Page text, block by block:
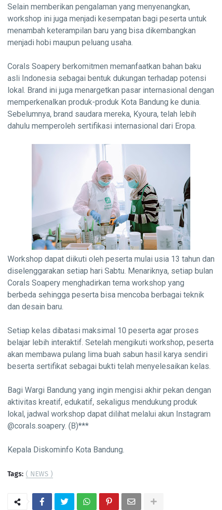
Selain memberikan pengalaman yang menyenangkan,
workshop ini juga menjadi kesempatan bagi peserta untuk
menambah keterampilan baru yang bisa dikembangkan
menjadi hobi maupun peluang usaha.
Corals Soapery berkomitmen memanfaatkan bahan baku
asli Indonesia sebagai bentuk dukungan terhadap potensi
lokal. Brand ini juga menargetkan pasar internasional dengan
memperkenalkan produk-produk Kota Bandung ke dunia.
Sebelumnya, brand saudara mereka, Kyoura, telah lebih
dahulu memperoleh sertifikasi internasional dari Eropa.
Workshop dapat diikuti oleh peserta mulai usia 13 tahun dan
diselenggarakan setiap hari Sabtu. Menariknya, setiap bulan
Corals Soapery menghadirkan tema workshop yang
berbeda sehingga peserta bisa mencoba berbagai teknik
dan desain baru.
Setiap kelas dibatasi maksimal 10 peserta agar proses
belajar lebih interaktif. Setelah mengikuti workshop, peserta
akan membawa pulang lima buah sabun hasil karya sendiri
beserta sertifikat sebagai bukti telah menyelesaikan kelas.
Bagi Wargi Bandung yang ingin mengisi akhir pekan dengan
aktivitas kreatif, edukatif, sekaligus mendukung produk
lokal, jadwal workshop dapat dilihat melalui akun Instagram
@corals.soapery. (B)***
Kepala Diskominfo Kota Bandung.
Tags: ( NEWS )